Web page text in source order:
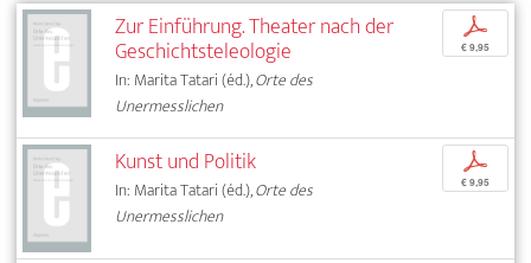
Zur Einführung. Theater nach der
Geschichtsteleologie
In: Marita Tatari (éd.),Orte des
Unermesslichen
p
€ 9,95
Kunst und Politik
In: Marita Tatari (éd.),Orte des
Unermesslichen
p
€ 9,95